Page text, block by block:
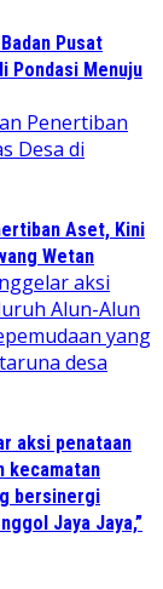
Pusat
Pondasi Menuju
Aset, Kini
Wetan
aksi penataan
kecamatan
bersinergi
Jaya Jaya,”